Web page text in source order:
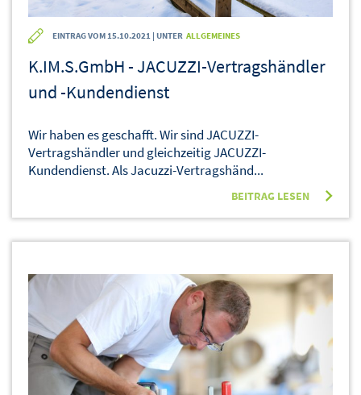
EINTRAG VOM 15.10.2021 | UNTER ALLGEMEINES
K.IM.S.GmbH - JACUZZI-Vertragshändler
und -Kundendienst
Wir haben es geschafft. Wir sind JACUZZI-
Vertragshändler und gleichzeitig JACUZZI-
Kundendienst. Als Jacuzzi-Vertragshänd...
BEITRAG LESEN